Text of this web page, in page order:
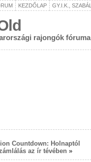
KEZDŐLAP GY.I.K.,
rajongók fóruma
Countdown: Holnaptól
az ír tévében »